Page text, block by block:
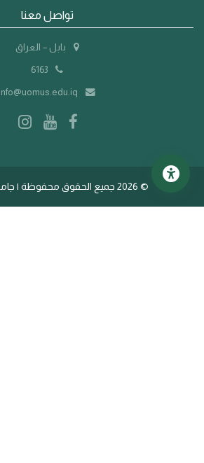
تواصل معنا
بابل – العراق
info@uomus.edu.iq
© 2026 جميع الحقوق محفوظة | جامعة المستقبل